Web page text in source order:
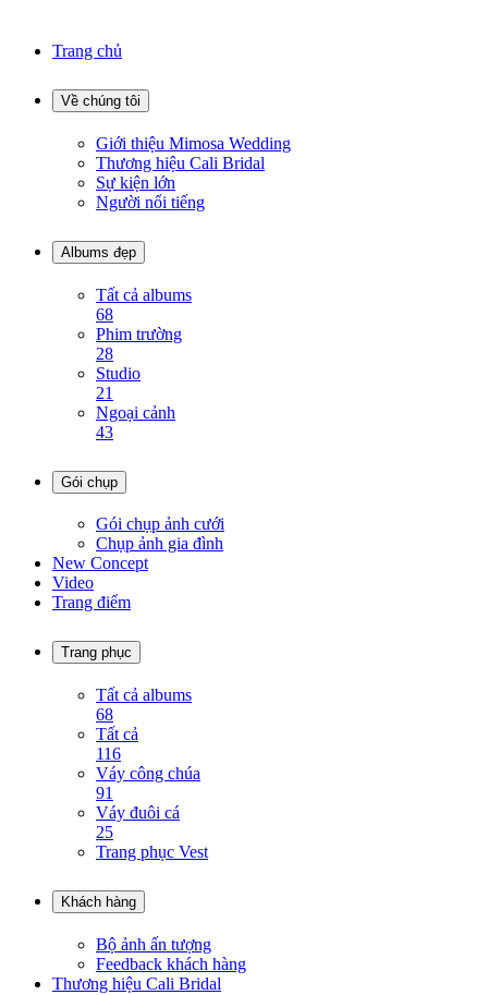
Trang chủ
Về chúng tôi
Giới thiệu Mimosa Wedding
Thương hiệu Cali Bridal
Sự kiện lớn
Người nổi tiếng
Albums đẹp
Tất cả albums
68
Phim trường
28
Studio
21
Ngoại cảnh
43
Gói chụp
Gói chụp ảnh cưới
Chụp ảnh gia đình
New Concept
Video
Trang điểm
Trang phục
Tất cả albums
68
Tất cả
116
Váy công chúa
91
Váy đuôi cá
25
Trang phục Vest
Khách hàng
Bộ ảnh ấn tượng
Feedback khách hàng
Thương hiệu Cali Bridal